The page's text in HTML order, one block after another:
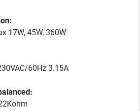
17W, 45W, 360W
60Hz 3.15A